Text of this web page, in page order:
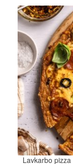
Lavkarbo